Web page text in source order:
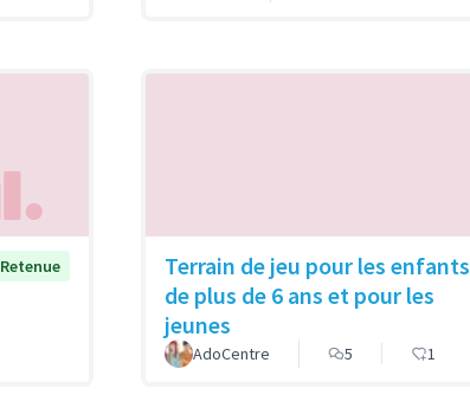
Retenue
Terrain de jeu pour les enfants
de plus de 6 ans et pour les
jeunes
AdoCentre 5 1